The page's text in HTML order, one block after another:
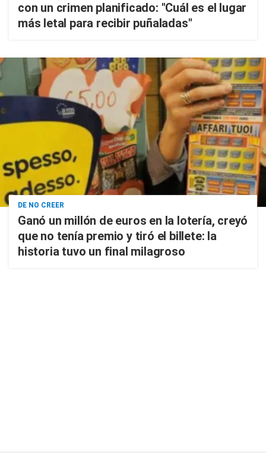
con un crimen planificado: "Cuál es el lugar
más letal para recibir puñaladas"
DE NO CREER
Ganó un millón de euros en la lotería, creyó
que no tenía premio y tiró el billete: la
historia tuvo un final milagroso